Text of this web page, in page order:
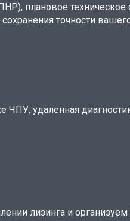
плановое
точности
ЧПУ, удаленная
лизинга и